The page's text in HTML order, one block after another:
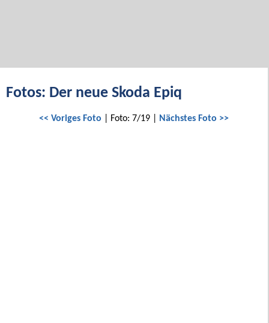
Fotos: Der neue Skoda Epiq
<< Voriges Foto | Foto: 7/19 | Nächstes Foto >>